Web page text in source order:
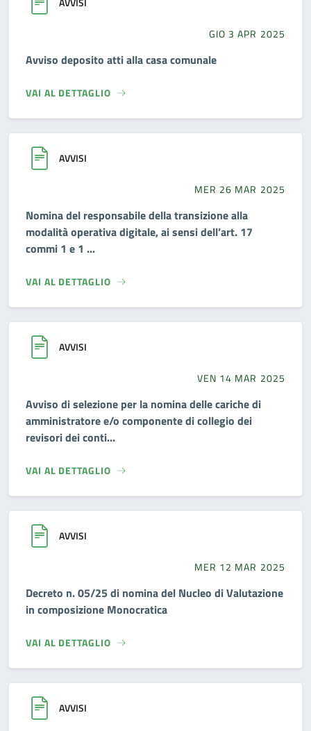
GIO 3 APR 2025
Avviso deposito atti alla casa comunale
VAI AL DETTAGLIO
AVVISI
MER 26 MAR 2025
Nomina del responsabile della transizione alla
modalità operativa digitale, ai sensi dell’art. 17
commi 1 e 1 ...
VAI AL DETTAGLIO
AVVISI
VEN 14 MAR 2025
Avviso di selezione per la nomina delle cariche di
amministratore e/o componente di collegio dei
revisori dei conti...
VAI AL DETTAGLIO
AVVISI
MER 12 MAR 2025
Decreto n. 05/25 di nomina del Nucleo di Valutazione
in composizione Monocratica
VAI AL DETTAGLIO
AVVISI